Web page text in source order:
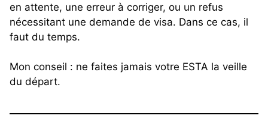
en attente, une erreur à corriger, ou un refus
nécessitant une demande de visa. Dans ce cas, il
faut du temps.
Mon conseil : ne faites jamais votre ESTA la veille
du départ.